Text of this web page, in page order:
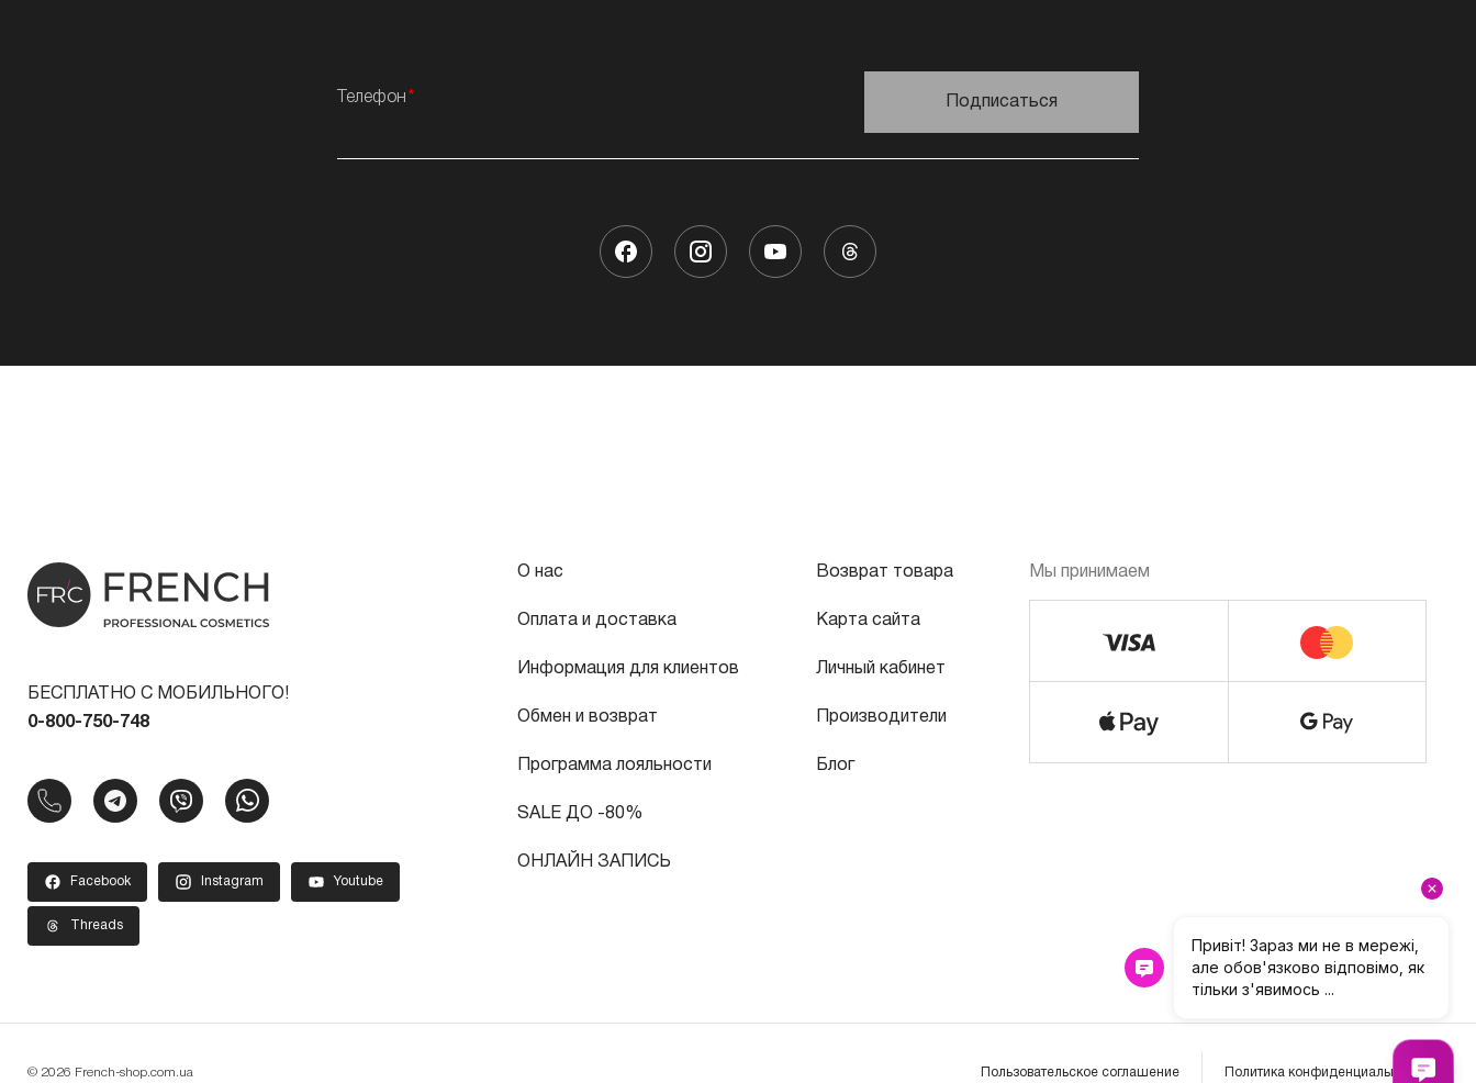
Телефон Подписаться
БЕСПЛАТНО С МОБИЛЬНОГО!
0-800-750-748
Facebook Instagram Youtube
Threads
О нас
Оплата и доставка
Информация для клиентов
Обмен и возврат
Программа лояльности
SALE ДО -80%
ОНЛАЙН ЗАПИСЬ
Возврат товара
Карта сайта
Личный кабинет
Производители
Блог
Мы принимаем
© 2026 French-shop.com.ua Пользовательское соглашение Политика конфиденциальности